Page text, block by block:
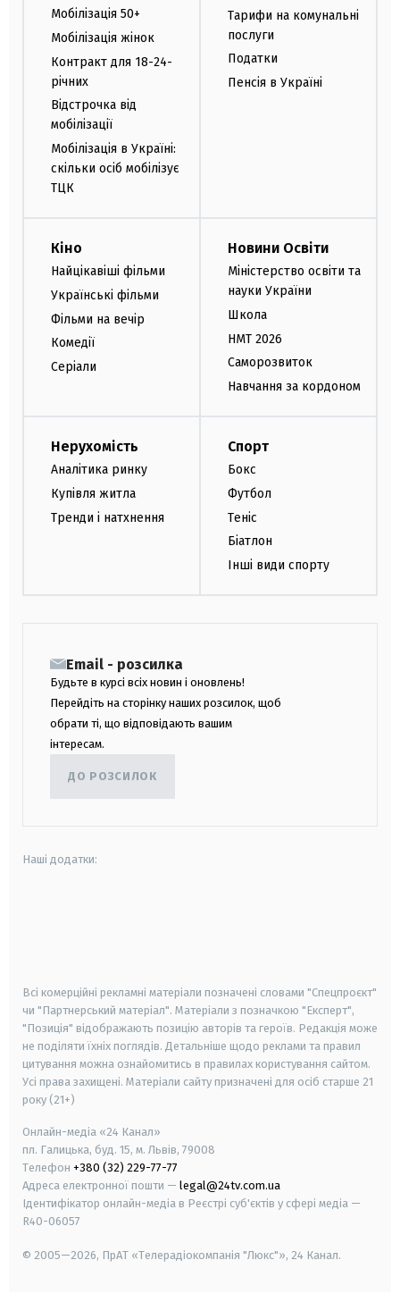
Мобілізація 50+
Мобілізація жінок
Контракт для 18-24-
річних
Відстрочка від
мобілізації
Мобілізація в Україні:
скільки осіб мобілізує
ТЦК
Тарифи на комунальні
послуги
Податки
Пенсія в Україні
Кіно
Найцікавіші фільми
Українські фільми
Фільми на вечір
Комедії
Серіали
Новини Освіти
Міністерство освіти та
науки України
Школа
НМТ 2026
Саморозвиток
Навчання за кордоном
Нерухомість
Аналітика ринку
Купівля житла
Тренди і натхнення
Спорт
Бокс
Футбол
Теніс
Біатлон
Інші види спорту
Email - розсилка
Будьте в курсі всіх новин і оновлень!
Перейдіть на сторінку наших розсилок, щоб
обрати ті, що відповідають вашим
інтересам.
ДО РОЗСИЛОК
Наші додатки:
Всі комерційні рекламні матеріали позначені словами "Спецпроєкт"
чи "Партнерський матеріал". Матеріали з позначкою "Експерт",
"Позиція" відображають позицію авторів та героїв. Редакція може
не поділяти їхніх поглядів. Детальніше щодо реклами та правил
цитування можна ознайомитись в правилах користування сайтом.
Усі права захищені. Матеріали сайту призначені для осіб старше 21
року (21+)
Онлайн-медіа «24 Канал»
пл. Галицька, буд. 15, м. Львів, 79008
Телефон +380 (32) 229-77-77
Адреса електронної пошти — legal@24tv.com.ua
Ідентифікатор онлайн-медіа в Реєстрі суб'єктів у сфері медіа —
R40-06057
© 2005—2026, ПрАТ «Телерадіокомпанія "Люкс"», 24 Канал.